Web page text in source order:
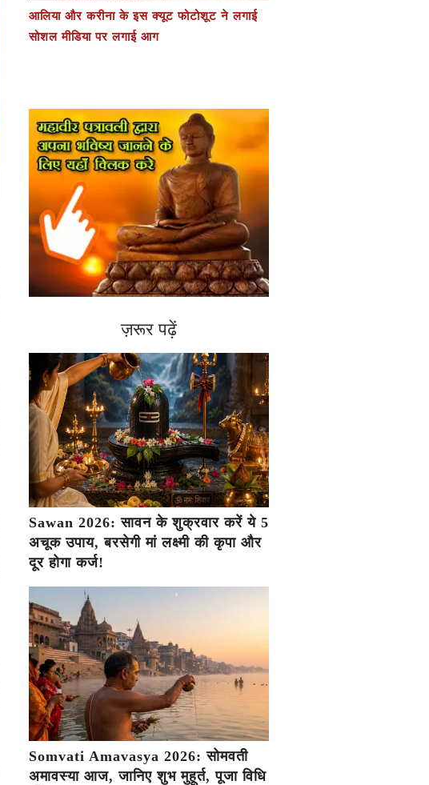
आलिया और करीना के इस क्यूट फोटोशूट ने लगाई
सोशल मीडिया पर लगाई आग
ज़रूर पढ़ें
Sawan 2026: सावन के शुक्रवार करें ये 5
अचूक उपाय, बरसेगी मां लक्ष्मी की कृपा और
दूर होगा कर्ज!
Somvati Amavasya 2026: सोमवती
अमावस्या आज, जानिए शुभ मुहूर्त, पूजा विधि